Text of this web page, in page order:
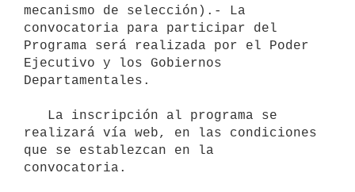
mecanismo de selección).- La
convocatoria para participar del
Programa será realizada por el Poder
Ejecutivo y los Gobiernos
Departamentales.
realizará vía web, en las condiciones
que se establezcan en la
convocatoria.